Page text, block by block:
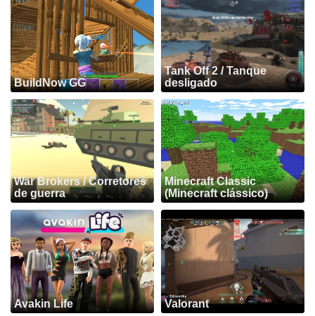
BuildNow GG
Tank Off 2 / Tanque
desligado
War Brokers / Corretores
de guerra
Minecraft Classic
(Minecraft clássico)
Avakin Life Valorant